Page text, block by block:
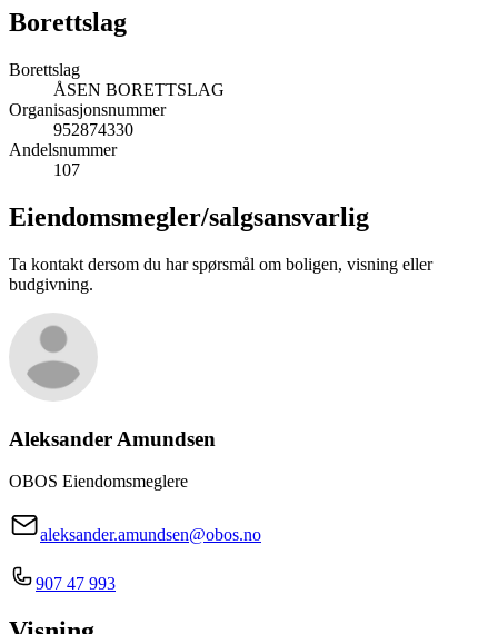
Borettslag
Borettslag
ÅSEN BORETTSLAG
Organisasjonsnummer
952874330
Andelsnummer
107
Eiendomsmegler/salgsansvarlig
Ta kontakt dersom du har spørsmål om boligen, visning eller
budgivning.
Aleksander Amundsen
OBOS Eiendomsmeglere
aleksander.amundsen@obos.no
907 47 993